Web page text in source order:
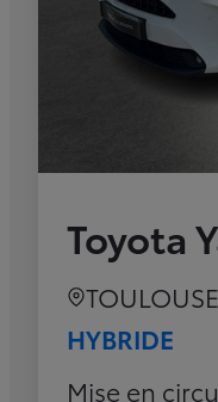
Toyota
TOULOUSE
HYBRIDE
Mise en